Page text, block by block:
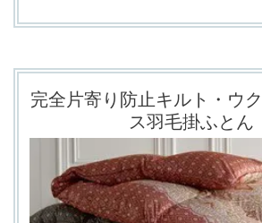
完全片寄り防止キルト・ウ
ス羽毛掛ふとん